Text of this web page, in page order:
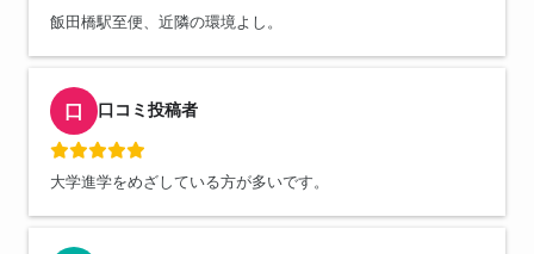
飯田橋駅至便、近隣の環境よし。
口 口コミ投稿者
大学進学をめざしている方が多いです。